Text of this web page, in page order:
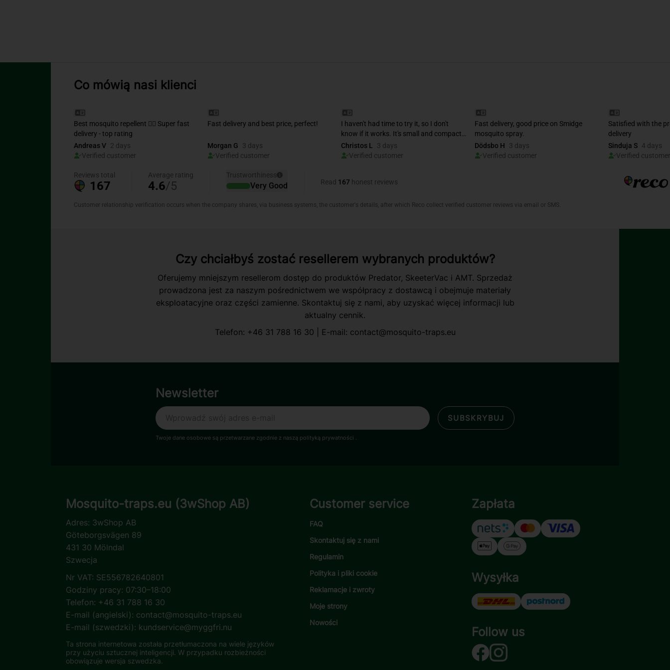
Co mówią nasi klienci
Czy chciałbyś zostać resellerem wybranych produktów?
Oferujemy mniejszym resellerom dostęp do produktów Predator, SkeeterVac i AMT. Sprzedaż
prowadzona jest za naszym pośrednictwem we współpracy z dostawcą i obejmuje materiały
eksploatacyjne oraz części zamienne. Skontaktuj się z nami, aby uzyskać więcej informacji lub
aktualny cennik.
Telefon: +46 31 788 16 30 | E-mail: contact@mosquito-traps.eu
Newsletter
SUBSKRYBUJ
Twoje dane osobowe są przetwarzane zgodnie z naszą polityką prywatności .
Mosquito-traps.eu (3wShop AB)
Adres: 3wShop AB
Göteborgsvägen 89
431 30 Mölndal
Szwecja
Nr VAT: SE556782640801
Godziny pracy: 07:30–18:00
Telefon: +46 31 788 16 30
E-mail (angielski): contact@mosquito-traps.eu
E-mail (szwedzki): kundservice@myggfri.nu
Customer service
FAQ
Skontaktuj się z nami
Regulamin
Polityka i pliki cookie
Reklamacje i zwroty
Moje strony
Nowości
Zapłata
Wysyłka
Follow us
Ta strona internetowa została przetłumaczona na wiele języków
przy użyciu sztucznej inteligencji. W przypadku rozbieżności
obowiązuje wersja szwedzka.